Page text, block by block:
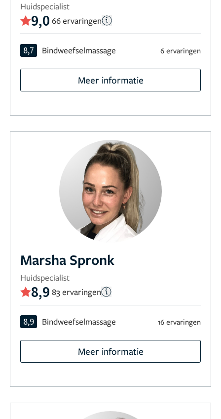
Huidspecialist
9,0 66 ervaringen
8,7 Bindweefselmassage 6 ervaringen
Meer informatie
Marsha Spronk
Huidspecialist
8,9 83 ervaringen
8,9 Bindweefselmassage 16 ervaringen
Meer informatie